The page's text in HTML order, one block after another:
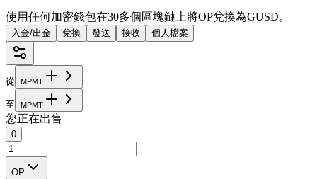
使用任何加密錢包在30多個區塊鏈上將OP兌換為GUSD。
入金/出金 兌換 發送 接收 個人檔案
從 MPMT
至 MPMT
您正在出售
0
OP